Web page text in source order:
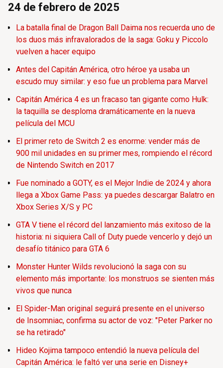
24 de febrero de 2025
La batalla final de Dragon Ball Daima nos recuerda uno de
los duos más infravalorados de la saga: Goku y Piccolo
vuelven a hacer equipo
Antes del Capitán América, otro héroe ya usaba un
escudo muy similar: y eso fue un problema para Marvel
Capitán América 4 es un fracaso tan gigante como Hulk:
la taquilla se desploma dramáticamente en la nueva
película del MCU
El primer reto de Switch 2 es enorme: vender más de
900 mil unidades en su primer mes, rompiendo el récord
de Nintendo Switch en 2017
Fue nominado a GOTY, es el Mejor Indie de 2024 y ahora
llega a Xbox Game Pass: ya puedes descargar Balatro en
Xbox Series X/S y PC
GTA V tiene el récord del lanzamiento más exitoso de la
historia: ni siquiera Call of Duty puede vencerlo y dejó un
desafío titánico para GTA 6
Monster Hunter Wilds revolucionó la saga con su
elemento más importante: los monstruos se sienten más
vivos que nunca
El Spider-Man original seguirá presente en el universo
de Insomniac, confirma su actor de voz: "Peter Parker no
se ha retirado"
Hideo Kojima tampoco entendió la nueva película del
Capitán América: le faltó ver una serie en Disney+